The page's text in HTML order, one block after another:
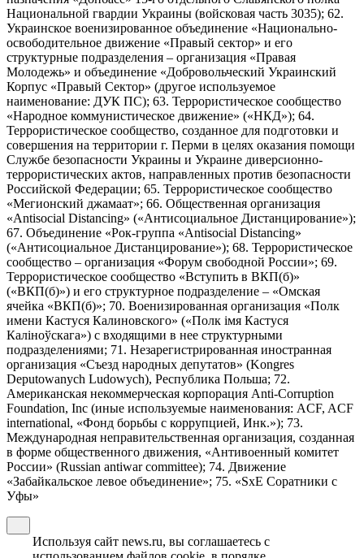
Национальной гвардии Украины (войсковая часть 3035); 62.
Украинское военизированное объединение «Национально-
освободительное движение «Правый сектор» и его
структурные подразделения – организация «Правая
Молодежь» и объединение «Добровольческий Украинский
Корпус «Правый Сектор» (другое используемое
наименование: ДУК ПС); 63. Террористическое сообщество
«Народное коммунистическое движение» («НКД»); 64.
Террористическое сообщество, созданное для подготовки и
совершения на территории г. Перми в целях оказания помощи
Службе безопасности Украины и Украине диверсионно-
террористических актов, направленных против безопасности
Российской Федерации; 65. Террористическое сообщество
«Мегионский джамаат»; 66. Общественная организация
«Antisocial Distancing» («Антисоциальное Дистанцирование»);
67. Объединение «Рок-группа «Antisocial Distancing»
(«Антисоциальное Дистанцирование»); 68. Террористическое
сообщество – организация «Форум свободной России»; 69.
Террористическое сообщество «Вступить в ВКП(б)»
(«ВКП(б)») и его структурное подразделение – «Омская
ячейка «ВКП(б)»; 70. Военизированная организация «Полк
имени Кастуся Калиновского» («Полк iмя Кастуся
Калiноўскага») с входящими в нее структурными
подразделениями; 71. Незарегистрированная иностранная
организация «Съезд народных депутатов» (Kongres
Deputowanych Ludowych), Республика Польша; 72.
Американская некоммерческая корпорация Anti-Corruption
Foundation, Inc (иные используемые наименования: ACF, ACF
international, «Фонд борьбы с коррупцией, Инк.»); 73.
Международная неправительственная организация, созданная
в форме общественного движения, «Антивоенный комитет
России» (Russian antiwar committee); 74. Движение
«Забайкальское левое объединение»; 75. «SxE Соратники с
Уфы»
Используя сайт news.ru, вы соглашаетесь с